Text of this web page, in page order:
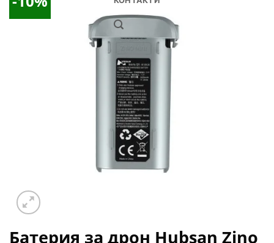
Батерия за дрон Hubsan Zino